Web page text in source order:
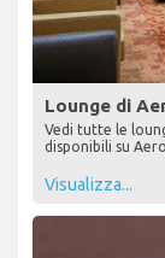
Lounge di
Vedi tutte le
disponibili su
Visualizza...